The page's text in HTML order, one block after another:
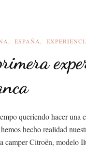
ESPAÑA
queriendo hacer una
hecho realidad
camper Citroën, modelo